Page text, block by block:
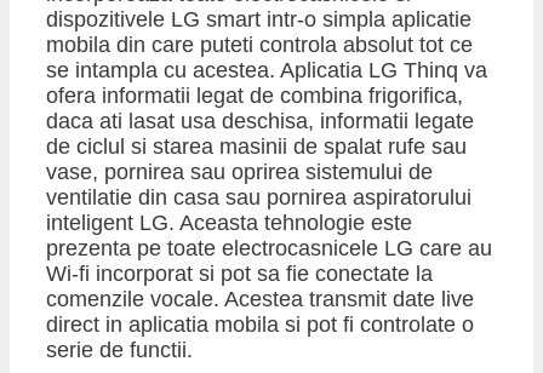
dispozitivele LG smart intr-o simpla aplicatie
mobila din care puteti controla absolut tot ce
se intampla cu acestea. Aplicatia LG Thinq va
ofera informatii legat de combina frigorifica,
daca ati lasat usa deschisa, informatii legate
de ciclul si starea masinii de spalat rufe sau
vase, pornirea sau oprirea sistemului de
ventilatie din casa sau pornirea aspiratorului
inteligent LG. Aceasta tehnologie este
prezenta pe toate electrocasnicele LG care au
Wi-fi incorporat si pot sa fie conectate la
comenzile vocale. Acestea transmit date live
direct in aplicatia mobila si pot fi controlate o
serie de functii.